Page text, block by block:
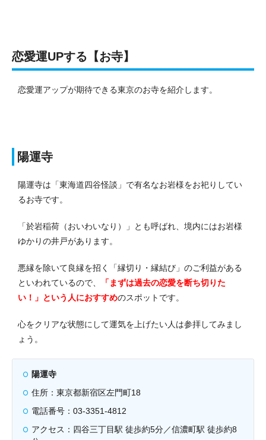
恋愛運UPする【お寺】
恋愛運アップが期待できる東京のお寺を紹介します。
陽運寺
陽運寺は「東海道四谷怪談」で有名なお岩様をお祀りしてい
るお寺です。
「於岩稲荷（おいわいなり）」とも呼ばれ、境内にはお岩様
ゆかりの井戸があります。
悪縁を除いて良縁を招く「縁切り・縁結び」のご利益がある
といわれているので、
「まずは過去の恋愛を断ち切りた
い！」という人におすすめのスポットです。
心をクリアな状態にして運気を上げたい人は参拝してみまし
ょう。
陽運寺
住所：東京都新宿区左門町18
電話番号：03-3351-4812
アクセス：四谷三丁目駅 徒歩約5分／信濃町駅 徒歩約8